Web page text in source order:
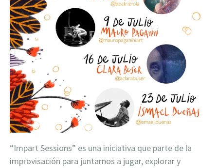
“Impart Sessions” es una iniciativa que parte de la
improvisación para juntarnos a jugar, explorar y